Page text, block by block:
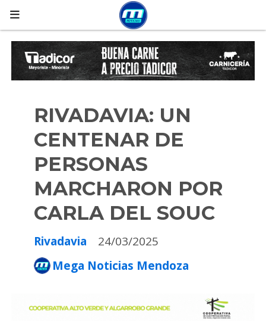
RIVADAVIA: UN
CENTENAR DE
PERSONAS
MARCHARON POR
CARLA DEL SOUC
Rivadavia
24/03/2025
Mega Noticias Mendoza